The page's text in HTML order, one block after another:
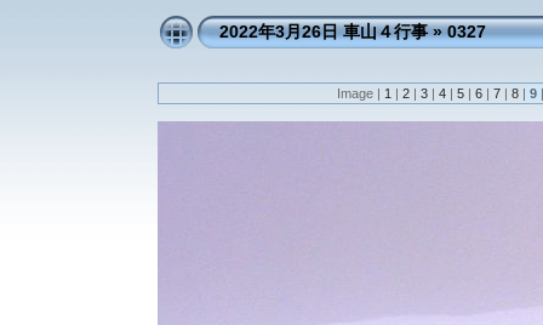
2022年3月26日 車山４行事»0327
Image | 1 | 2 | 3 | 4 | 5 | 6 | 7 | 8 | 9 |